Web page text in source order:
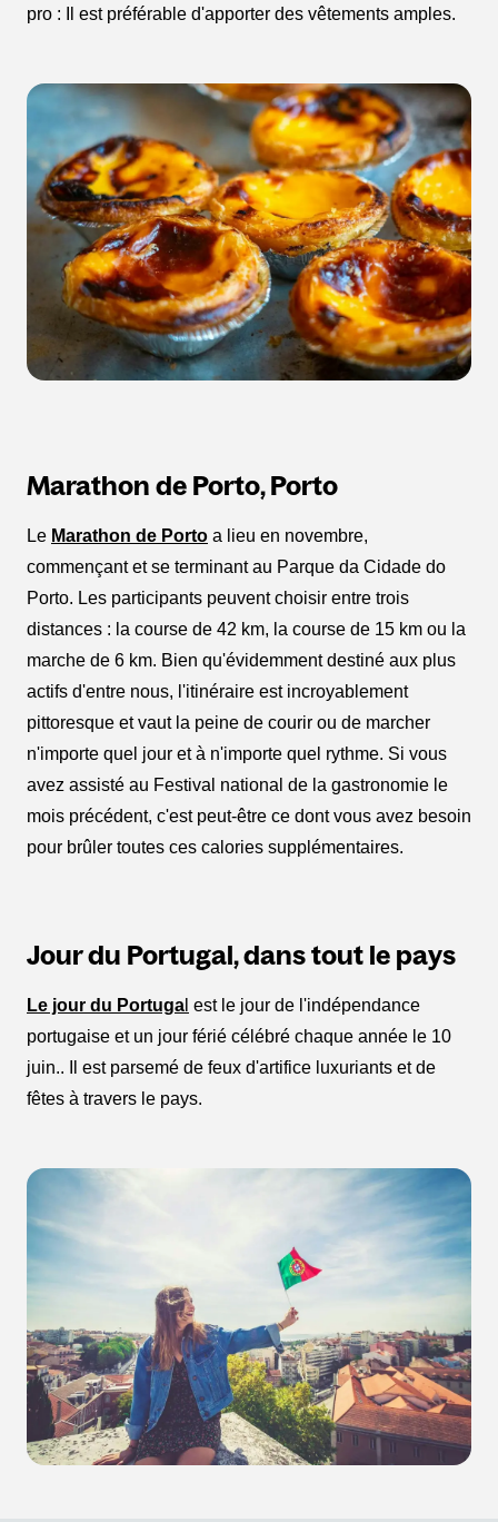
pro : Il est préférable d'apporter des vêtements amples.
Marathon de Porto, Porto
Le Marathon de Porto a lieu en novembre,
commençant et se terminant au Parque da Cidade do
Porto. Les participants peuvent choisir entre trois
distances : la course de 42 km, la course de 15 km ou la
marche de 6 km. Bien qu'évidemment destiné aux plus
actifs d'entre nous, l'itinéraire est incroyablement
pittoresque et vaut la peine de courir ou de marcher
n'importe quel jour et à n'importe quel rythme. Si vous
avez assisté au Festival national de la gastronomie le
mois précédent, c'est peut-être ce dont vous avez besoin
pour brûler toutes ces calories supplémentaires.
Jour du Portugal, dans tout le pays
Le jour du Portuga est le jour de l'indépendance
portugaise et un jour férié célébré chaque année le 10
juin.. Il est parsemé de feux d'artifice luxuriants et de
fêtes à travers le pays.